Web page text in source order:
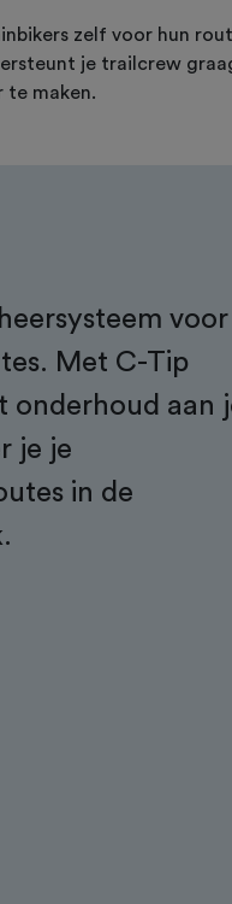
zelf voor hun
je trailcrew
te maken.
voor
Met C-Tip
onderhoud aan
je je
in de